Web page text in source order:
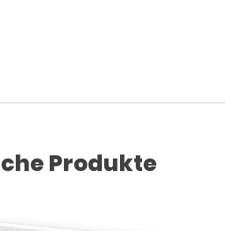
Produkte